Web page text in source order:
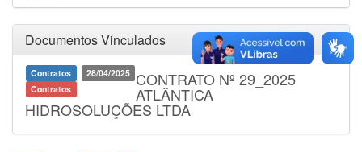
Documentos Vinculados
Contratos
28/04/2025
Contratos
CONTRATO Nº 29_2025
ATLÂNTICA
HIDROSOLUÇÕES LTDA